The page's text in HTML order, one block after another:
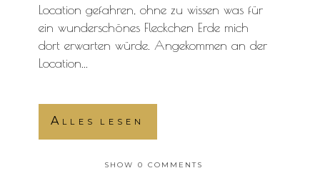
Location gefahren, ohne zu wissen was für
ein wunderschönes Fleckchen Erde mich
dort erwarten würde. Angekommen an der
Location...
Alles lesen
SHOW0 COMMENTS